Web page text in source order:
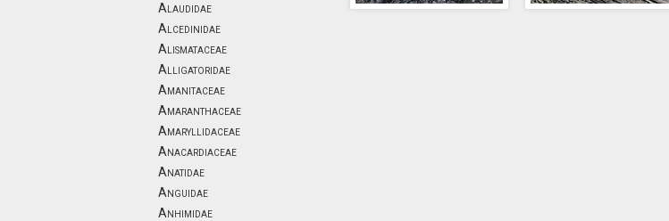
Alaudidae
Alcedinidae
Alismataceae
Alligatoridae
Amanitaceae
Amaranthaceae
Amaryllidaceae
Anacardiaceae
Anatidae
Anguidae
Anhimidae